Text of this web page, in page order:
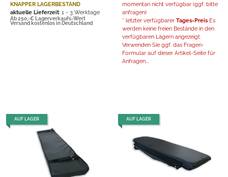
KNAPPER LAGERBESTAND
aktuelle Lieferzeit: 1 - 3 Werktage
Ab 250,-€ Lagerverkaufs-Wert
Versand kostenlos in Deutschland
momentan nicht verfügbar (ggf. bitte
anfragen)
* letzter verfügbarer Tages-Preis Es
werden keine freien Bestände in den
verfügbaren Lägern angezeigt.
Verwenden Sie ggf. das Fragen-
Formular auf dieser Artikel-Seite für
Anfragen...
AUF LAGER AUF LAGER